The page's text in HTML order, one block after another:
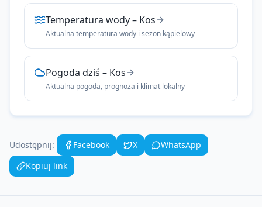
Temperatura wody– Kos
Aktualna temperatura wody i sezon kąpielowy
Pogoda dziś – Kos
Aktualna pogoda, prognoza i klimat lokalny
Udostępnij: Facebook X
WhatsApp
Kopiuj link